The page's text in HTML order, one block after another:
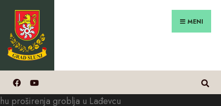
Preskoči
sadržaj
MENI
for: